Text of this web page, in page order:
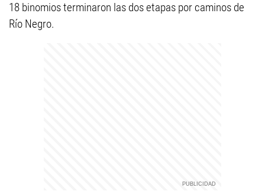
18 binomios terminaron las dos etapas por caminos de
Río Negro.